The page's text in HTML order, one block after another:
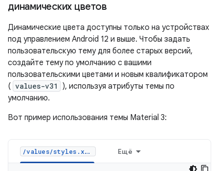
динамических цветов
Динамические цвета доступны только на устройствах
под управлением Android 12 и выше. Чтобы задать
пользовательскую тему для более старых версий,
создайте тему по умолчанию с вашими
пользовательскими цветами и новым квалификатором
( values-v31
), используя атрибуты темы по
умолчанию.
Вот пример использования темы Material 3:
/values/styles.xml Ещё